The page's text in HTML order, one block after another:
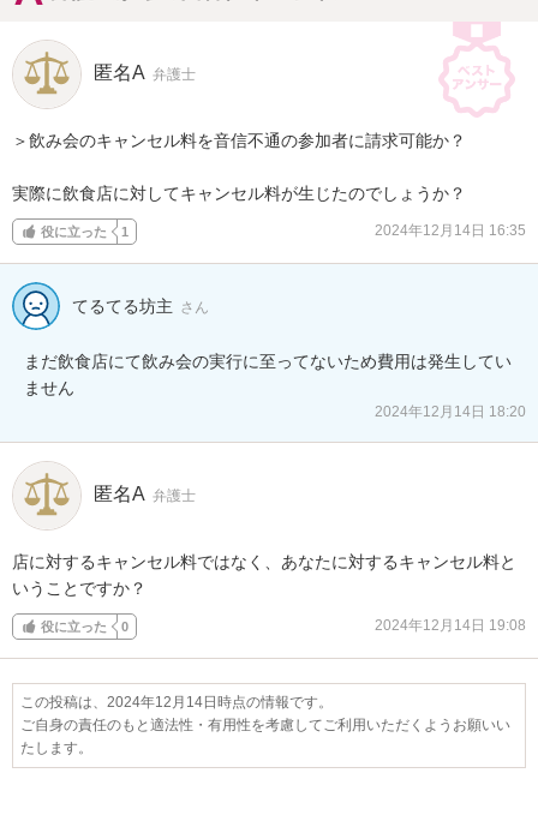
匿名A 弁護士
＞飲み会のキャンセル料を音信不通の参加者に請求可能か？
実際に飲食店に対してキャンセル料が生じたのでしょうか？
役に立った 1 2024年12月14日 16:35
てるてる坊主 さん
まだ飲食店にて飲み会の実行に至ってないため費用は発生してい
ません
2024年12月14日 18:20
匿名A 弁護士
店に対するキャンセル料ではなく、あなたに対するキャンセル料と
いうことですか？
役に立った 0 2024年12月14日 19:08
この投稿は、2024年12月14日時点の情報です。
ご自身の責任のもと適法性・有用性を考慮してご利用いただくようお願いい
たします。